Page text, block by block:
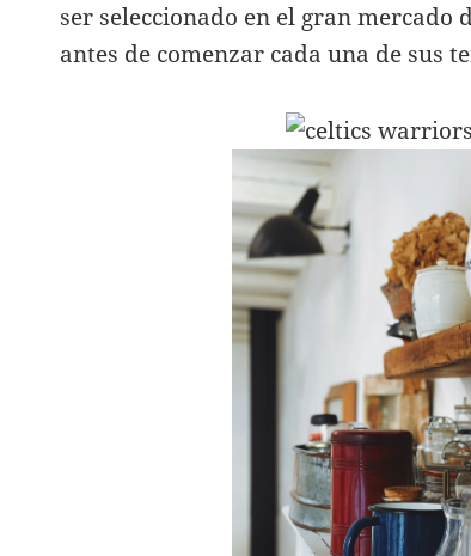
ser seleccionado en el gran mercado
antes de comenzar cada una de sus